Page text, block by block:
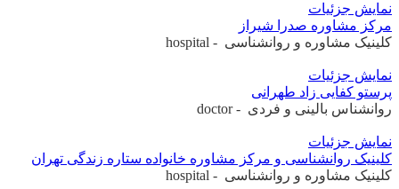
نمایش جزئیات
مرکز مشاوره صدرا شیراز
کلینیک مشاوره و روانشناسی - hospital
نمایش جزئیات
پرستو کفایی زاد طهرانی
روانشناس بالینی و فردی - doctor
نمایش جزئیات
کلینیک روانشناسی و مرکز مشاوره خانواده ستاره زندگی تهران
کلینیک مشاوره و روانشناسی - hospital